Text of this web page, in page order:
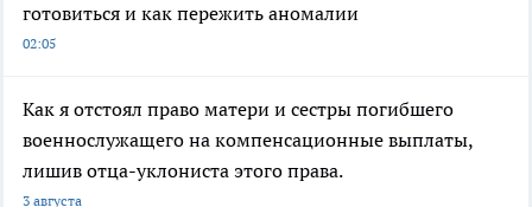
готовиться и как пережить аномалии
02:05
Как я отстоял право матери и сестры погибшего
военнослужащего на компенсационные выплаты,
лишив отца-уклониста этого права.
3 августа